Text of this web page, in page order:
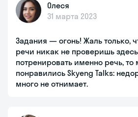
Олеся
31 марта 2023
Задания — огонь! Жаль только,
речи никак не проверишь
потренировать именно речь, то
понравились Skyeng Talks:
много не отнимает.